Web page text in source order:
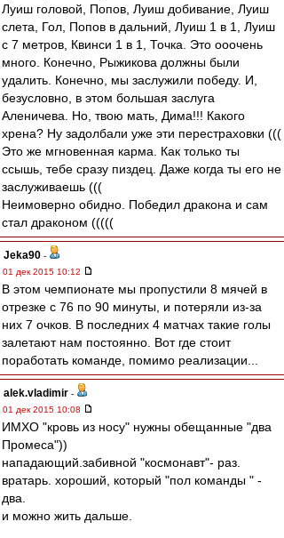
Луиш головой, Попов, Луиш добивание, Луиш
слета, Гол, Попов в дальний, Луиш 1 в 1, Луиш
с 7 метров, Квинси 1 в 1, Точка. Это ооочень
много. Конечно, Рыжикова должны были
удалить. Конечно, мы заслужили победу. И,
безусловно, в этом большая заслуга
Аленичева. Но, твою мать, Дима!!! Какого
хрена? Ну задолбали уже эти перестраховки (((
Это же мгновенная карма. Как только ты
ссышь, тебе сразу пиздец. Даже когда ты его не
заслуживаешь (((
Неимоверно обидно. Победил дракона и сам
стал драконом (((((
Jeka90 -
01 дек 2015 10:12
В этом чемпионате мы пропустили 8 мячей в
отрезке с 76 по 90 минуты, и потеряли из-за
них 7 очков. В последних 4 матчах такие голы
залетают нам постоянно. Вот где стоит
поработать команде, помимо реализации...
alek.vladimir -
01 дек 2015 10:08
ИМХО "кровь из носу" нужны обещанные "два
Промеса"))
нападающий.забивной "космонавт"- раз.
вратарь. хороший, который "пол команды " -
два.
и можно жить дальше.